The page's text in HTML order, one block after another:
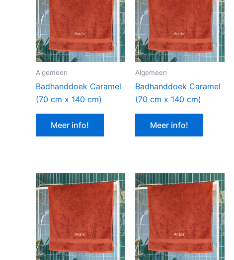
Algemeen
Badhanddoek Caramel
(70 cm x 140 cm)
Meer info!
Algemeen
Badhanddoek Caramel
(70 cm x 140 cm)
Meer info!